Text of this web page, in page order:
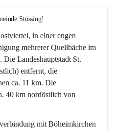
Stössing!
in einer engen
mehrerer Quellbäche im
Die Landeshauptstadt St.
entfernt, die
ca. 11 km. Die
40 km nordöstlich von
mit Böheimkirchen